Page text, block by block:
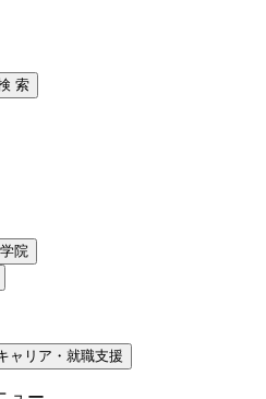
索
院
ャリア・就職支援